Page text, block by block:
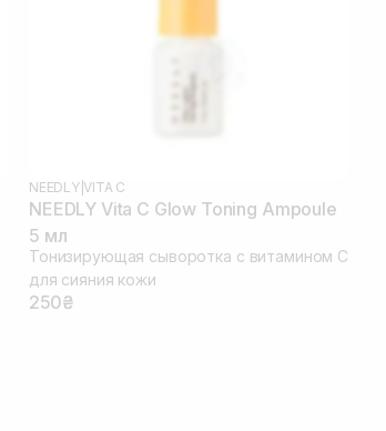
NEEDLY|VITA C
NEEDLY Vita C Glow Toning Ampoule
5 мл
Тонизирующая сыворотка с витамином С
для сияния кожи
250₴